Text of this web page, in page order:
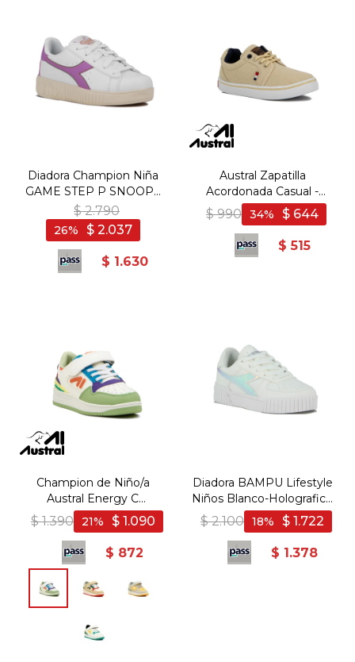
Diadora Champion Niña
GAME STEP P SNOOPY
PS - Rosado
$ 2.790
$ 2.037
26
$ 1.630
Austral Zapatilla
Acordonada Casual -
Beige
$ 990 $ 644
34
$ 515
Champion de Niño/a
Austral Energy C
Acordonado con Velcro -
Blanco-Multicolor
$ 1.390 $ 1.090
21
$ 872
Diadora BAMPU Lifestyle
Niños Blanco-Holografico
- Blanco-Holografico
$ 2.100 $ 1.722
18
$ 1.378